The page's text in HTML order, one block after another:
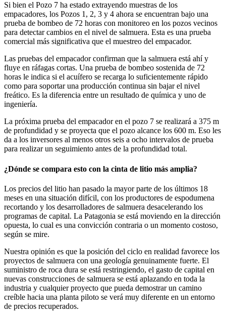
Si bien el Pozo 7 ha estado extrayendo muestras de los
empacadores, los Pozos 1, 2, 3 y 4 ahora se encuentran bajo una
prueba de bombeo de 72 horas con monitoreo en los pozos vecinos
para detectar cambios en el nivel de salmuera. Esta es una prueba
comercial más significativa que el muestreo del empacador.
Las pruebas del empacador confirman que la salmuera está ahí y
fluye en ráfagas cortas. Una prueba de bombeo sostenida de 72
horas le indica si el acuífero se recarga lo suficientemente rápido
como para soportar una producción continua sin bajar el nivel
freático. Es la diferencia entre un resultado de química y uno de
ingeniería.
La próxima prueba del empacador en el pozo 7 se realizará a 375 m
de profundidad y se proyecta que el pozo alcance los 600 m. Eso les
da a los inversores al menos otros seis a ocho intervalos de prueba
para realizar un seguimiento antes de la profundidad total.
¿Dónde se compara esto con la cinta de litio más amplia?
Los precios del litio han pasado la mayor parte de los últimos 18
meses en una situación difícil, con los productores de espodumena
recortando y los desarrolladores de salmuera desacelerando los
programas de capital. La Patagonia se está moviendo en la dirección
opuesta, lo cual es una convicción contraria o un momento costoso,
según se mire.
Nuestra opinión es que la posición del ciclo en realidad favorece los
proyectos de salmuera con una geología genuinamente fuerte. El
suministro de roca dura se está restringiendo, el gasto de capital en
nuevas construcciones de salmuera se está aplazando en toda la
industria y cualquier proyecto que pueda demostrar un camino
creíble hacia una planta piloto se verá muy diferente en un entorno
de precios recuperados.